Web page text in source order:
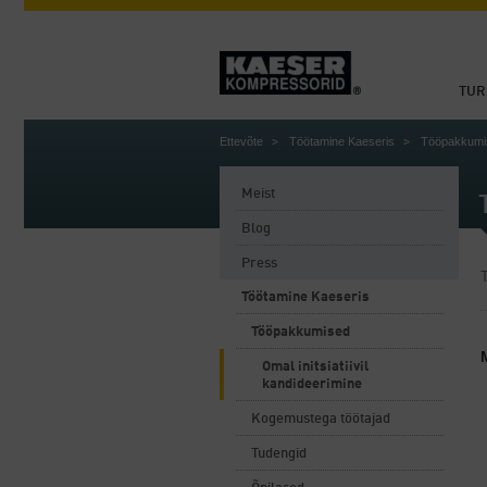
Ettevõte Töötamine Kaeseris
Meist
Blog
Press
Töötamine Kaeseris
Tööpakkumised
Omal initsiatiivil
kandideerimine
Kogemustega töötajad
Tudengid